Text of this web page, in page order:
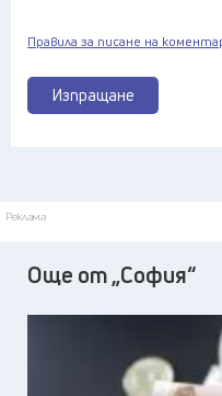
Изпращане
Правила за писане на
Реклама
Още от „София“